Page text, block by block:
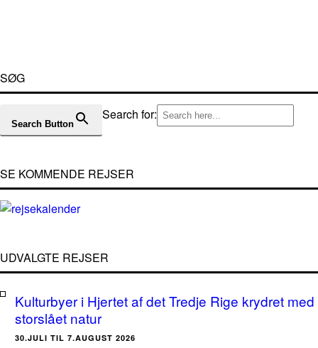
SØG
Search for:
Search Button
SE KOMMENDE REJSER
UDVALGTE REJSER
Kulturbyer i Hjertet af det Tredje Rige krydret med
storslået natur
30.JULI TIL 7.AUGUST 2026